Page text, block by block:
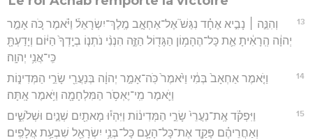
13
וְהִנֵּ֣ה ׀ נָבִ֣יא אֶחָ֗ד נִגַּשׁ֮ אֶל־אַחְאָ֣ב מֶֽלֶךְ־יִשְׂרָאֵל֒ וַיֹּ֗אמֶר כֹּ֚ה אָמַ֣ר
יְהוָ֔ה הְֽרָאִ֔יתָ אֵ֛ת כָּל־הֶהָמ֥וֹן הַגָּד֖וֹל הַזֶּ֑ה הִנְנִ֨י נֹתְנ֤וֹ בְיָֽדְךָ֙ הַיּ֔וֹם וְיָדַעְתָּ֖
כִּֽי־אֲנִ֥י יְהוָֽה׃
14
וַיֹּ֤אמֶר אַחְאָב֙ בְּמִ֔י וַיֹּ֙אמֶר֙ כֹּֽה־אָמַ֣ר יְהוָ֔ה בְּנַעֲרֵ֖י שָׂרֵ֣י הַמְּדִינ֑וֹת
וַיֹּ֛אמֶר מִֽי־יֶאְסֹ֥ר הַמִּלְחָמָ֖ה וַיֹּ֥אמֶר אָֽתָּה׃
15
וַיִּפְקֹ֗ד אֶֽת־נַעֲרֵי֙ שָׂרֵ֣י הַמְּדִינ֔וֹת וַיִּהְי֕וּ מָאתַ֖יִם שְׁנַ֣יִם וּשְׁלֹשִׁ֑ים
וְאַחֲרֵיהֶ֗ם פָּקַ֧ד אֶת־כָּל־הָעָ֛ם כָּל־בְּנֵ֥י יִשְׂרָאֵ֖ל שִׁבְעַ֥ת אֲלָפִֽים׃